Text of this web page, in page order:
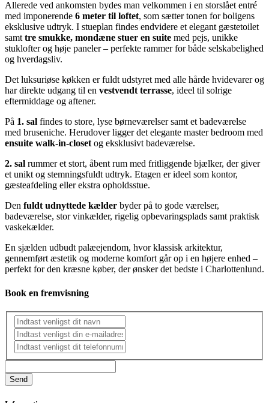
Allerede ved ankomsten bydes man velkommen i en storslået entré
med imponerende 6 meter til loftet, som sætter tonen for boligens
eksklusive udtryk. I stueplan findes endvidere et elegant gæstetoilet
samt tre smukke, mondæne stuer en suite med pejs, unikke
stuklofter og høje paneler – perfekte rammer for både selskabelighed
og hverdagsliv.
Det luksuriøse køkken er fuldt udstyret med alle hårde hvidevarer og
har direkte udgang til en vestvendt terrasse, ideel til solrige
eftermiddage og aftener.
På 1. sal findes to store, lyse børneværelser samt et badeværelse
med bruseniche. Herudover ligger det elegante master bedroom med
ensuite walk-in-closet og eksklusivt badeværelse.
2. sal rummer et stort, åbent rum med fritliggende bjælker, der giver
et unikt og stemningsfuldt udtryk. Etagen er ideel som kontor,
gæsteafdeling eller ekstra opholdsstue.
Den fuldt udnyttede kælder byder på to gode værelser,
badeværelse, stor vinkælder, rigelig opbevaringsplads samt praktisk
vaskekælder.
En sjælden udbudt palæejendom, hvor klassisk arkitektur,
gennemført æstetik og moderne komfort går op i en højere enhed –
perfekt for den kræsne køber, der ønsker det bedste i Charlottenlund.
Book en fremvisning